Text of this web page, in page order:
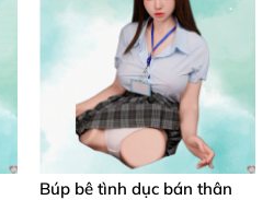
Búp bê tình dục bán thân